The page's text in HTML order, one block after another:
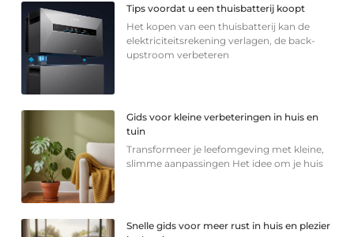
Tips voordat u een thuisbatterij koopt
Het kopen van een thuisbatterij kan de
elektriciteitsrekening verlagen, de back-
upstroom verbeteren
Gids voor kleine verbeteringen in huis en
tuin
Transformeer je leefomgeving met kleine,
slimme aanpassingen Het idee om je huis
Snelle gids voor meer rust in huis en plezier